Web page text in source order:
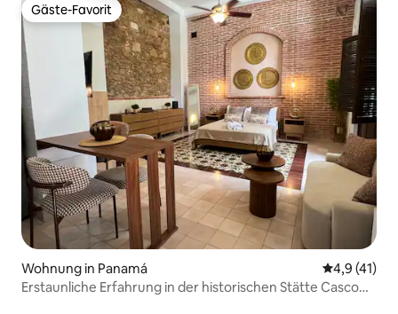
Gäste-Favorit
Gäste-Favorit
Wohnung in Panamá
4,9 (41)
Erstaunliche Erfahrung in der historischen Stätte Casco